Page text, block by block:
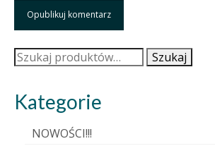
Szukaj: Szukaj
Kategorie
NOWOŚCI!!!